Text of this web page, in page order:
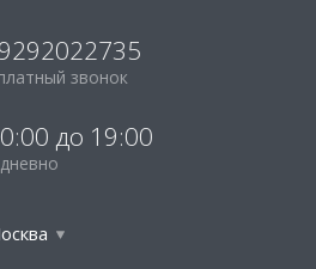
звонок
до 19:00